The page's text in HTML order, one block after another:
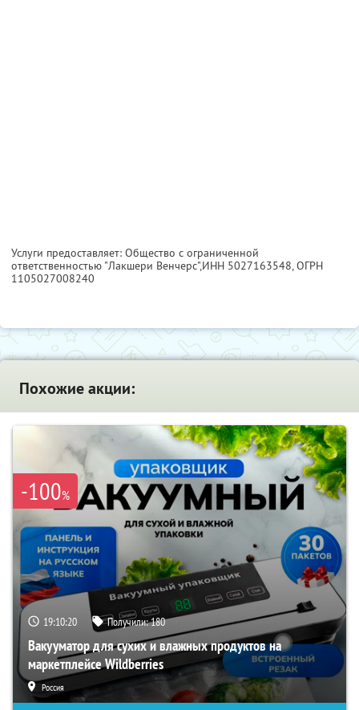
Услуги предоставляет: Общество с ограниченной
ответственностью "Лакшери Венчерс",ИНН 5027163548, ОГРН
1105027008240
Похожие акции:
-100%
19:10:19 Получили:180
Вакууматор для сухих и влажных продуктов на
маркетплейсе Wildberries
Россия